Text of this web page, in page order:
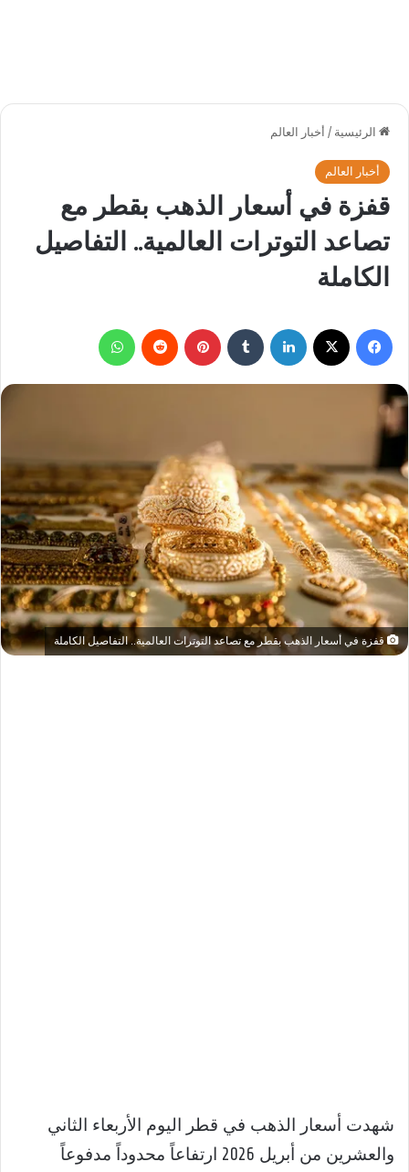
الرئيسية / أخبار العالم
أخبار العالم
قفزة في أسعار الذهب بقطر مع
تصاعد التوترات العالمية.. التفاصيل
الكاملة
فيسبوك لينكدإن بينتيريست
قفزة في أسعار الذهب بقطر مع تصاعد التوترات العالمية.. التفاصيل الكاملة
شهدت أسعار الذهب في قطر اليوم الأربعاء الثاني
والعشرين من أبريل 2026 ارتفاعاً محدوداً مدفوعاً